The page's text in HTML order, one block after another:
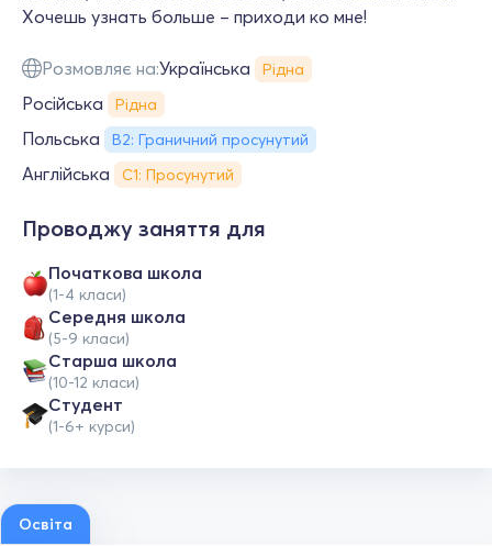
Хочешь узнать больше – приходи ко мне!
Розмовляє на:Українська Рідна
Російська Рідна
Польська B2: Граничний просунутий
Англійська С1: Просунутий
Проводжу заняття для
Початкова школа
(1-4 класи)
Середня школа
(5-9 класи)
Старша школа
(10-12 класи)
Студент
(1-6+ курси)
Освіта